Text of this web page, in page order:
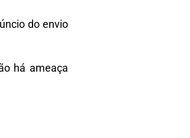
do envio
há ameaça